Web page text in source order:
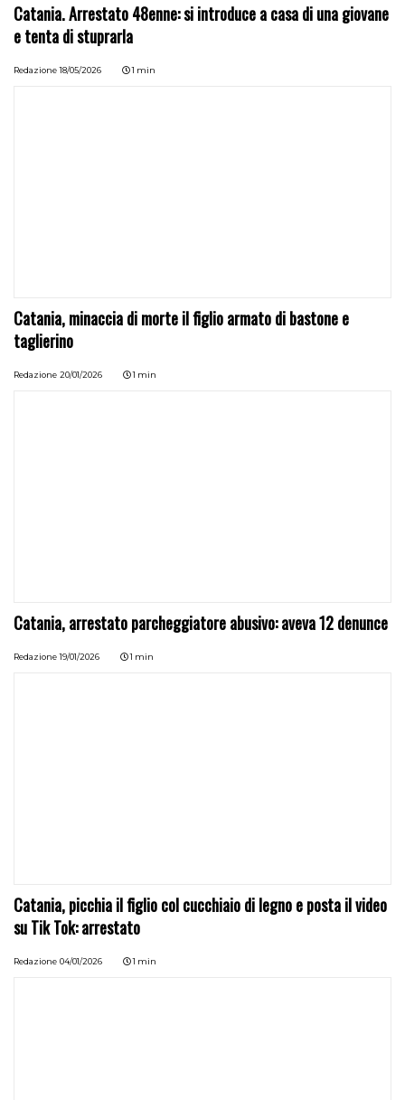
Catania. Arrestato 48enne: si introduce a casa di una giovane
e tenta di stuprarla
Redazione 18/05/2026 1 min
Catania, minaccia di morte il figlio armato di bastone e
taglierino
Redazione 20/01/2026 1 min
Catania, arrestato parcheggiatore abusivo: aveva 12 denunce
Redazione 19/01/2026 1 min
Catania, picchia il figlio col cucchiaio di legno e posta il video
su Tik Tok: arrestato
Redazione 04/01/2026 1 min